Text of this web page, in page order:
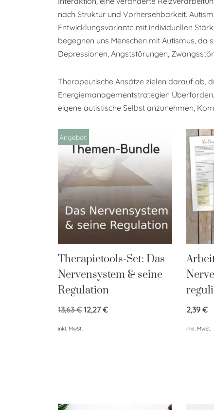
nach Struktur und Vorhersehbarkeit.
Entwicklungsvariante mit individuellen
begegnen uns Menschen mit Autismus,
Depressionen, Angststörungen,
Therapeutische Ansätze zielen darauf ab,
Energiemanagementstrategien
eigene autistische Selbst anzunehmen,
Angebot!
Therapietools-Set: Das
Nervensystem & seine
Regulation
13,63€ 12,27€
inkl. MwSt.
2,39€
inkl. MwSt.